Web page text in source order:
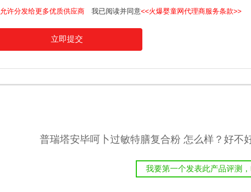
允许分发给更多优质供应商 我已阅读并同意<<火爆婴童网代理商服务条款>>
立即提交
普瑞塔安毕呵卜过敏特膳复合粉 怎么样？好不
我要第一个发表此产品评测